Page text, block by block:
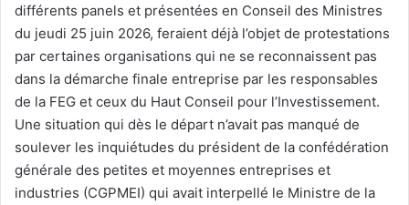
différents panels et présentées en Conseil des Ministres
du jeudi 25 juin 2026, feraient déjà l’objet de protestations
par certaines organisations qui ne se reconnaissent pas
dans la démarche finale entreprise par les responsables
de la FEG et ceux du Haut Conseil pour l’Investissement.
Une situation qui dès le départ n’avait pas manqué de
soulever les inquiétudes du président de la confédération
générale des petites et moyennes entreprises et
industries (CGPMEI) qui avait interpellé le Ministre de la